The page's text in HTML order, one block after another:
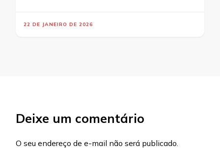
22 DE JANEIRO DE 2026
Deixe um comentário
O seu endereço de e-mail não será publicado.